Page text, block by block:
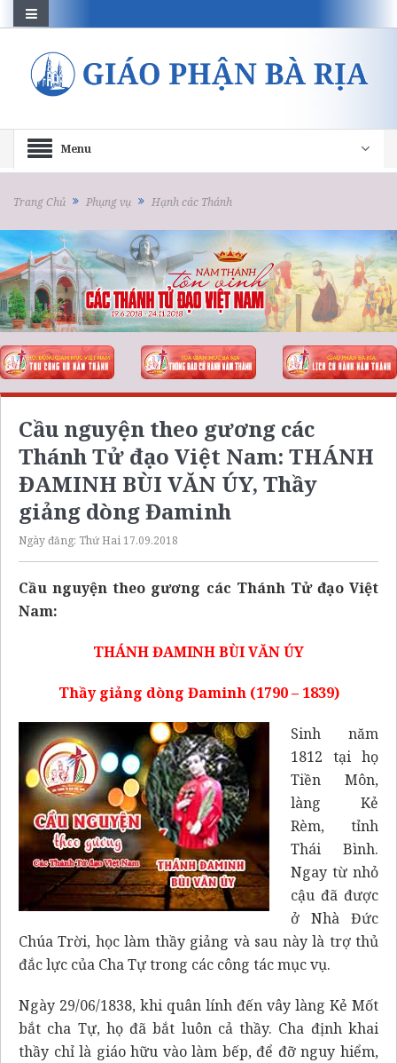
Menu
Trang Chủ Phụng vụ Hạnh các Thánh
Cầu nguyện theo gương các
Thánh Tử đạo Việt Nam: THÁNH
ĐAMINH BÙI VĂN ÚY, Thầy
giảng dòng Đaminh
Ngày đăng: Thứ Hai 17.09.2018
Cầu nguyện theo gương các Thánh Tử đạo Việt
Nam:
THÁNH ĐAMINH BÙI VĂN ÚY
Thầy giảng dòng Đaminh (1790 – 1839)
Sinh năm
1812 tại họ
Tiền Môn,
làng Kẻ
Rèm, tỉnh
Thái Bình.
Ngay từ nhỏ
cậu đã được
ở Nhà Đức
Chúa Trời, học làm thầy giảng và sau này là trợ thủ
đắc lực của Cha Tự trong các công tác mục vụ.
Ngày 29/06/1838, khi quân lính đến vây làng Kẻ Mốt
bắt cha Tự, họ đã bắt luôn cả thầy. Cha định khai
thầy chỉ là giáo hữu vào làm bếp, để đỡ nguy hiểm,